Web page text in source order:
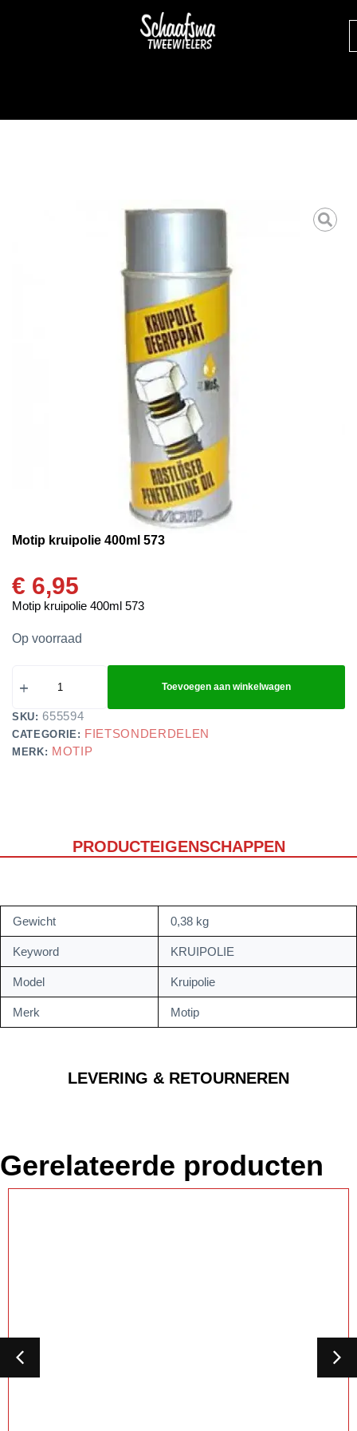
Motip kruipolie 400ml 573
€ 6,95
Motip kruipolie 400ml 573
Op voorraad
Toevoegen aan winkelwagen
SKU:655594
CATEGORIE: FIETSONDERDELEN
MERK: MOTIP
PRODUCTEIGENSCHAPPEN
LEVERING & RETOURNEREN
Gewicht 0,38 kg
Keyword KRUIPOLIE
Model Kruipolie
Merk Motip
Gerelateerde producten